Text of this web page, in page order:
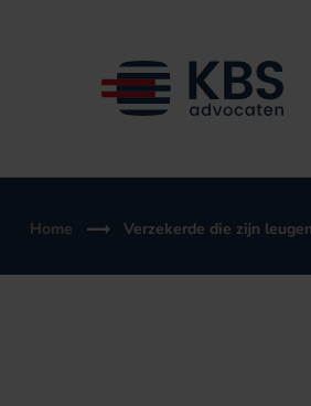
Home Verzekerde die zijn